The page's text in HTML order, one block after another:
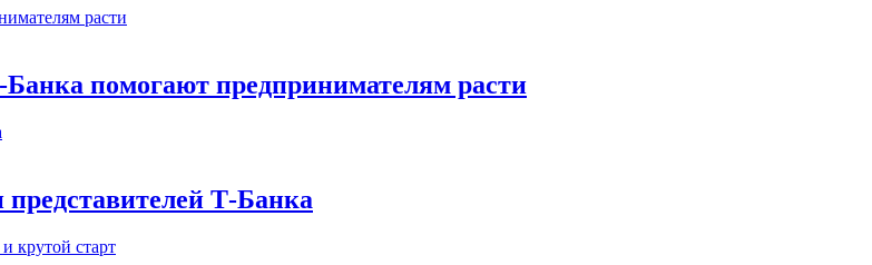
помогают предпринимателям расти
Т-Банка